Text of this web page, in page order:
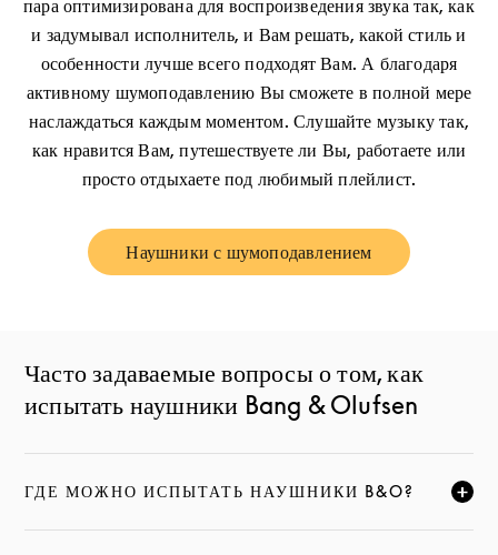
пара оптимизирована для воспроизведения звука так, как
и задумывал исполнитель, и Вам решать, какой стиль и
особенности лучше всего подходят Вам. А благодаря
активному шумоподавлению Вы сможете в полной мере
наслаждаться каждым моментом. Слушайте музыку так,
как нравится Вам, путешествуете ли Вы, работаете или
просто отдыхаете под любимый плейлист.
Наушники с шумоподавлением
Link Opens in New Tab
Часто задаваемые вопросы о том, как
испытать наушники Bang & Olufsen
ГДЕ МОЖНО ИСПЫТАТЬ НАУШНИКИ B&O?
НАЖМИТЕ, ЧТОБЫ РАЗВЕРНУТЬ ОПИСАНИЕ И